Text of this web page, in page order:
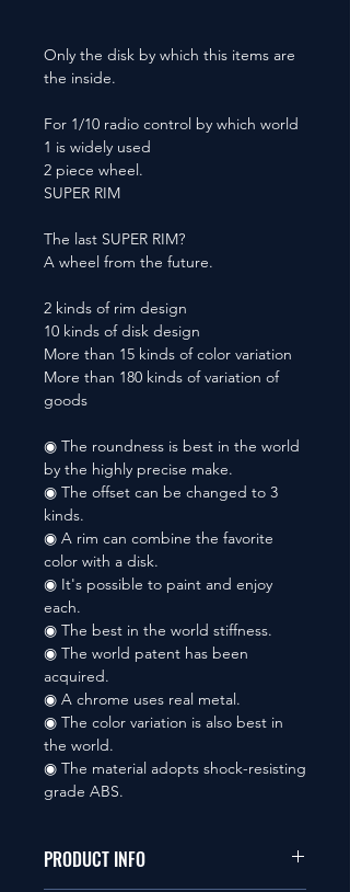
Only the disk by which this items are
the inside.
For 1/10 radio control by which world
1 is widely used
2 piece wheel.
SUPER RIM
The last SUPER RIM?
A wheel from the future.
2 kinds of rim design
10 kinds of disk design
More than 15 kinds of color variation
More than 180 kinds of variation of
goods
◉ The roundness is best in the world
by the highly precise make.
◉ The offset can be changed to 3
kinds.
◉ A rim can combine the favorite
color with a disk.
◉ It's possible to paint and enjoy
each.
◉ The best in the world stiffness.
◉ The world patent has been
acquired.
◉ A chrome uses real metal.
◉ The color variation is also best in
the world.
◉ The material adopts shock-resisting
grade ABS.
PRODUCT INFO